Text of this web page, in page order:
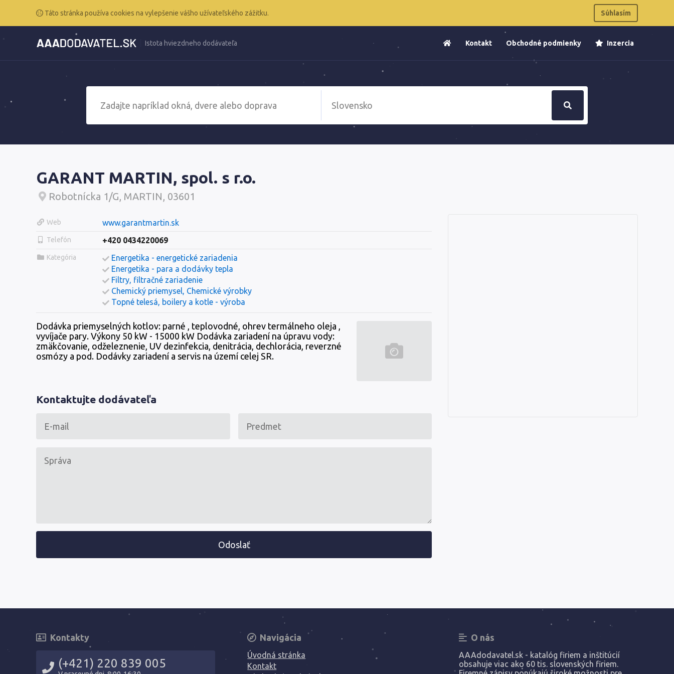
Táto stránka používa cookies na vylepšenie vášho užívateľského zážitku. Súhlasím
Istota hviezdneho dodávateľa Kontakt Obchodné podmienky Inzercia
GARANT MARTIN, spol. s r.o.
Robotnícka 1/G, MARTIN, 03601
Web www.garantmartin.sk
Telefón +420 0434220069
Kategória
Energetika - energetické zariadenia
Energetika - para a dodávky tepla
Filtry, filtračné zariadenie
Chemický priemysel, Chemické výrobky
Topné telesá, boilery a kotle - výroba
Dodávka priemyselných kotlov: parné , teplovodné, ohrev termálneho oleja ,
vyvíjače pary. Výkony 50 kW - 15000 kW Dodávka zariadení na úpravu vody:
zmäkčovanie, odželeznenie, UV dezinfekcia, denitrácia, dechlorácia, reverzné
osmózy a pod. Dodávky zariadení a servis na území celej SR.
Kontaktujte dodávateľa
Odoslať
Kontakty
(+421) 220 839 005
Navigácia
Úvodná stránka
Kontakt
O nás
AAAdodavatel.sk - katalóg firiem a inštitúcií
obsahuje viac ako 60 tis. slovenských firiem.